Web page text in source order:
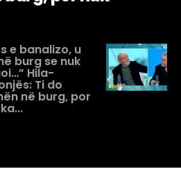
e banalizo, u
burg se nuk
Hila-
Ti do
në burg, por